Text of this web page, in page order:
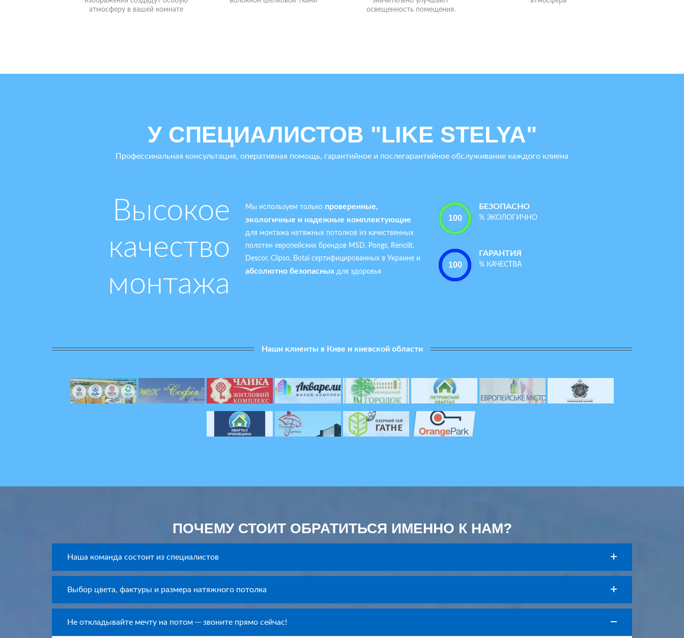
полностью изменить интерьер
проекты в вашем интерьере
У СПЕЦИАЛИСТОВ "LIKE STELYA"
Профессинальная консультация, оперативная помощь, гарантийное и послегарантийное обслуживание каждого клиена
Высокое
качество
монтажа
Мы используем только проверенные,
экологичные и надежные комплектующие
для монтажа натяжных потолков из качественных
полотен европейских брендов MSD, Pongs, Renolit,
Descor, Clipso, Botai сертифицированных в Украине и
абсолютно безопасных для здоровья
БЕЗОПАСНО
% ЭКОЛОГИЧНО
ГАРАНТИЯ
% КАЧЕСТВА
Наши клиенты в Киве и киевской области
ПОЧЕМУ СТОИТ ОБРАТИТЬСЯ ИМЕННО К НАМ?
Наша команда состоит из специалистов
Выбор цвета, фактуры и размера натяжного потолка
Не откладывайте мечту на потом ─ звоните прямо сейчас!